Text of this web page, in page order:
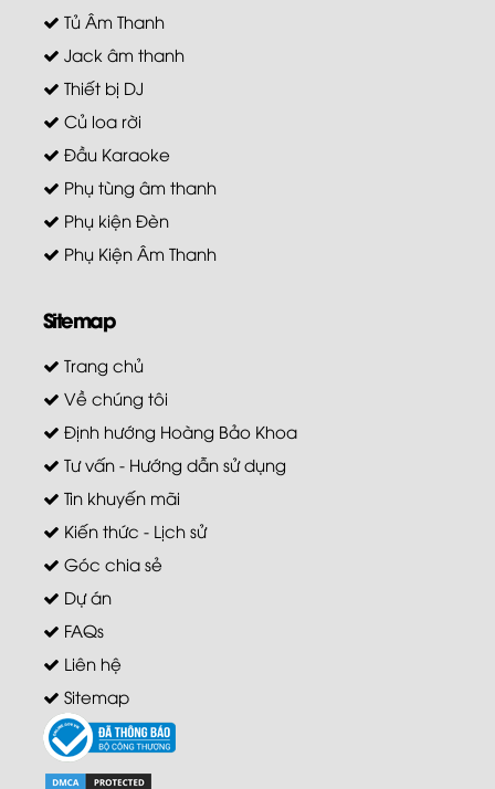
Tủ Âm Thanh
Jack âm thanh
Thiết bị DJ
Củ loa rời
Đầu Karaoke
Phụ tùng âm thanh
Phụ kiện Đèn
Phụ Kiện Âm Thanh
Sitemap
Trang chủ
Về chúng tôi
Định hướng Hoàng Bảo Khoa
Tư vấn - Hướng dẫn sử dụng
Tin khuyến mãi
Kiến thức - Lịch sử
Góc chia sẻ
Dự án
FAQs
Liên hệ
Sitemap